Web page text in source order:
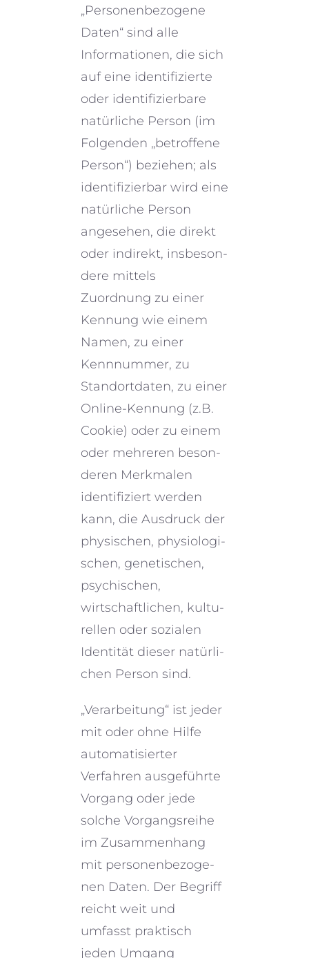
„Personenbezogene
Daten“ sind alle
Informationen, die sich
auf eine identi­fi­zierte
oder identi­fi­zier­bare
natür­li­che Person (im
Folgenden „betrof­fene
Person“) bezie­hen; als
identi­fi­zier­bar wird eine
natür­li­che Person
angese­hen, die direkt
oder indirekt, insbe­son­
dere mittels
Zuordnung zu einer
Kennung wie einem
Namen, zu einer
Kennnummer, zu
Standortdaten, zu einer
Online-Kennung (z.B.
Cookie) oder zu einem
oder mehre­ren beson­
de­ren Merkmalen
identi­fi­ziert werden
kann, die Ausdruck der
physi­schen, physio­lo­gi­
schen, geneti­schen,
psychi­schen,
wirtschaft­li­chen, kultu­
rel­len oder sozia­len
Identität dieser natür­li­
chen Person sind.
„Verarbeitung“ ist jeder
mit oder ohne Hilfe
automa­ti­sier­ter
Verfahren ausge­führte
Vorgang oder jede
solche Vorgangsreihe
im Zusammenhang
mit perso­nen­be­zo­ge­
nen Daten. Der Begriff
reicht weit und
umfasst praktisch
jeden Umgang